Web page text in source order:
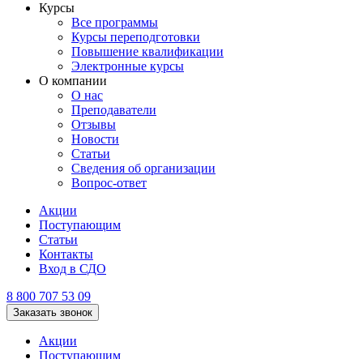
Курсы
Все программы
Курсы переподготовки
Повышение квалификации
Электронные курсы
О компании
О нас
Преподаватели
Отзывы
Новости
Статьи
Сведения об организации
Вопрос-ответ
Акции
Поступающим
Статьи
Контакты
Вход в СДО
8 800 707 53 09
Заказать звонок
Акции
Поступающим